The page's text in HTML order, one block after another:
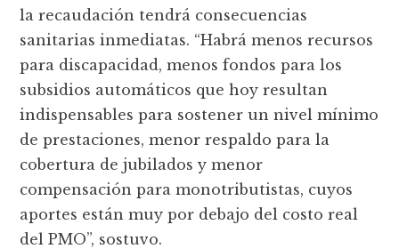
la recaudación tendrá consecuencias
sanitarias inmediatas. “Habrá menos recursos
para discapacidad, menos fondos para los
subsidios automáticos que hoy resultan
indispensables para sostener un nivel mínimo
de prestaciones, menor respaldo para la
cobertura de jubilados y menor
compensación para monotributistas, cuyos
aportes están muy por debajo del costo real
del PMO”, sostuvo.